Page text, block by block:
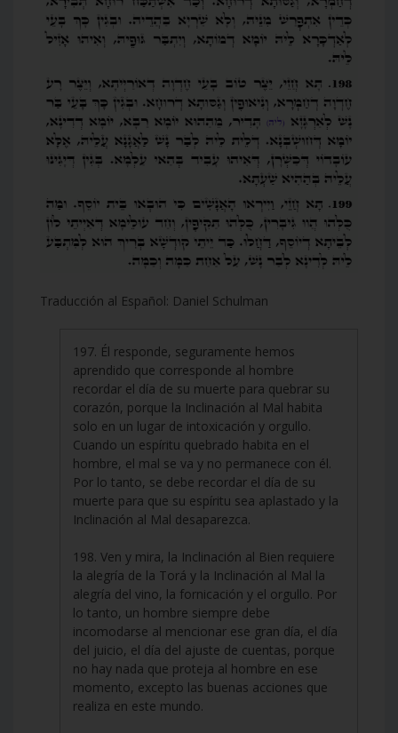
Traducción al Español: Daniel Schulman
197. Él responde, seguramente hemos
aprendido que corresponde al hombre
recordar el día de su muerte para quebrar su
corazón, porque la Inclinación al Mal habita
solo en un lugar de intoxicación y orgullo.
Cuando un espíritu quebrado habita en el
hombre, el mal se va y no permanece con él.
Por lo tanto, se debe recordar el día de su
muerte para que su espíritu sea aplastado y la
Inclinación al Mal desaparezca.
198. Ven y mira, la Inclinación al Bien requiere
la alegría de la Torá y la Inclinación al Mal la
alegría del vino, la fornicación y el orgullo. Por
lo tanto, un hombre siempre debe
incomodarse al mencionar ese gran día, el día
del juicio, el día del ajuste de cuentas, porque
no hay nada que proteja al hombre en ese
momento, excepto las buenas acciones que
realiza en este mundo.